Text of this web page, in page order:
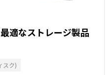
適なストレージ製品
スク)